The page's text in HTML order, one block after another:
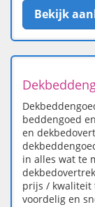
Bekijk
beddengoed
en
in alles wat te
prijs / kwaliteit
voordelig en